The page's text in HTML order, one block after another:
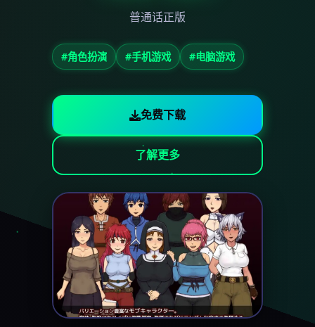
普通话正版
#角色扮演 #手机游戏 #电脑游戏
免费下载
了解更多